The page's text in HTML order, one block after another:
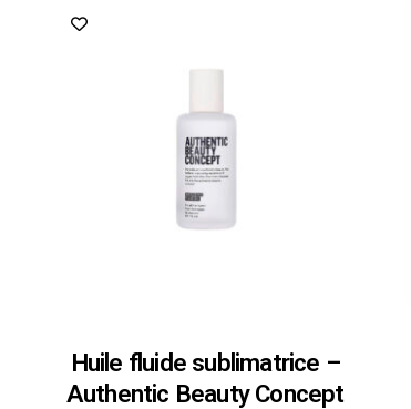
Huile fluide sublimatrice –
Authentic Beauty Concept